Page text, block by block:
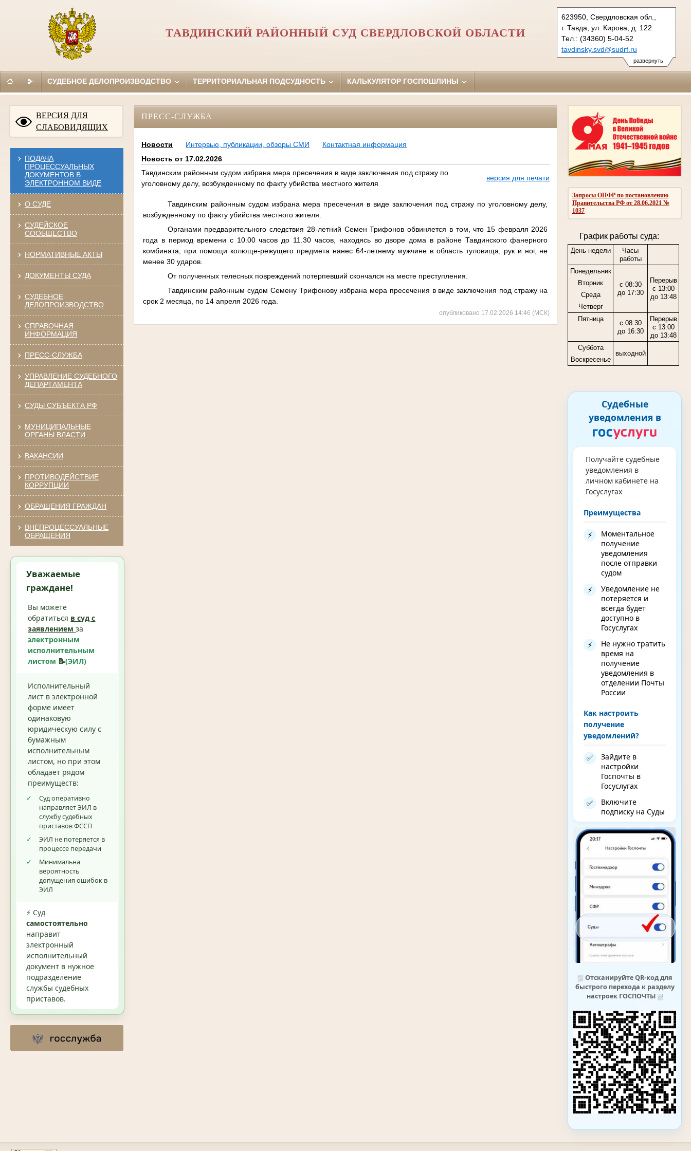
развернуть
623950, Свердловская обл.,
г. Тавда, ул. Кирова, д. 122
Тел.: (34360) 5-04-52
tavdinsky.svd@sudrf.ru
ТАВДИНСКИЙ РАЙОННЫЙ СУД СВЕРДЛОВСКОЙ ОБЛАСТИ
СУДЕБНОЕ ДЕЛОПРОИЗВОДСТВО ТЕРРИТОРИАЛЬНАЯ ПОДСУДНОСТЬ КАЛЬКУЛЯТОР ГОСПОШЛИНЫ
ВЕРСИЯ ДЛЯ
СЛАБОВИДЯЩИХ
ПОДАЧА
ПРОЦЕССУАЛЬНЫХ
ДОКУМЕНТОВ В
ЭЛЕКТРОННОМ ВИДЕ
О СУДЕ
СУДЕЙСКОЕ
СООБЩЕСТВО
НОРМАТИВНЫЕ АКТЫ
ДОКУМЕНТЫ СУДА
СУДЕБНОЕ
ДЕЛОПРОИЗВОДСТВО
СПРАВОЧНАЯ
ИНФОРМАЦИЯ
ПРЕСС-СЛУЖБА
УПРАВЛЕНИЕ СУДЕБНОГО
ДЕПАРТАМЕНТА
СУДЫ СУБЪЕКТА РФ
МУНИЦИПАЛЬНЫЕ
ОРГАНЫ ВЛАСТИ
ВАКАНСИИ
ПРОТИВОДЕЙСТВИЕ
КОРРУПЦИИ
ОБРАЩЕНИЯ ГРАЖДАН
ВНЕПРОЦЕССУАЛЬНЫЕ
ОБРАЩЕНИЯ
Уважаемые
граждане!
Вы можете
обратиться в суд с
заявлениемза
электронным
исполнительным
листом 📝(ЭИЛ)
Исполнительный
лист в электронной
форме имеет
одинаковую
юридическую силу с
бумажным
исполнительным
листом, но при этом
обладает рядом
преимуществ:
✓
Суд оперативно
направляет ЭИЛ в
службу судебных
приставов ФССП
✓
ЭИЛ не потеряется в
процессе передачи
✓
Минимальна
вероятность
допущения ошибок в
ЭИЛ
⚡ Суд
самостоятельно
направит
электронный
исполнительный
документ в нужное
подразделение
службы судебных
приставов.
Запросы ОПФР по постановлению
Правительства РФ от 28.06.2021 №
1037
График работы суда:
День недели
Часы
работы
Понедельник
Вторник
Среда
Четверг
с 08:30
до 17:30
Перерыв
с 13:00
до 13:48
Пятница
с 08:30
до 16:30
Перерыв
с 13:00
до 13:48
Суббота
Воскресенье
выходной
Судебные
уведомления в
Получайте судебные
уведомления в
личном кабинете на
Госуслугах
Преимущества
⚡
Моментальное
получение
уведомления
после отправки
судом
⚡
Уведомление не
потеряется и
всегда будет
доступно в
Госуслугах
⚡
Не нужно тратить
время на
получение
уведомления в
отделении Почты
России
Как настроить
получение
уведомлений?
✅
Зайдите в
настройки
Госпочты в
Госуслугах
✅
Включите
подписку на Суды
⛆ Отсканируйте QR-код для
быстрого перехода к разделу
настроек ГОСПОЧТЫ⛆
ПРЕСС-СЛУЖБА
Новости Интервью, публикации, обзоры СМИ
Контактная информация
Новость от 17.02.2026
Тавдинским районным судом избрана мера пресечения в виде заключения под стражу по
уголовному делу, возбужденному по факту убийства местного жителя
версия для печати
Тавдинским районным судом избрана мера пресечения в виде заключения под стражу по уголовному делу,
возбужденному по факту убийства местного жителя.
Органами предварительного следствия 28-летний Семен Трифонов обвиняется в том, что 15 февраля 2026
года в период времени с 10.00 часов до 11.30 часов, находясь во дворе дома в районе Тавдинского фанерного
комбината, при помощи колюще-режущего предмета нанес 64-летнему мужчине в область туловища, рук и ног, не
менее 30 ударов.
От полученных телесных повреждений потерпевший скончался на месте преступления.
Тавдинским районным судом Семену Трифонову избрана мера пресечения в виде заключения под стражу на
срок 2 месяца, по 14 апреля 2026 года.
опубликовано 17.02.2026 14:46 (МСК)